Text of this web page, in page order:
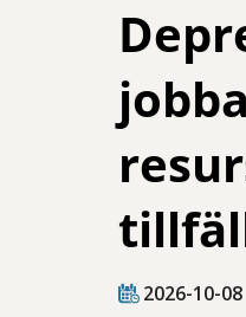
2026-10-08